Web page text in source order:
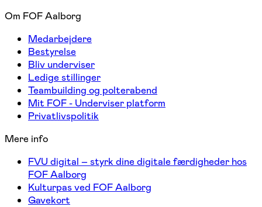
Om FOF Aalborg
Medarbejdere
Bestyrelse
Bliv underviser
Ledige stillinger
Teambuilding og polterabend
Mit FOF - Underviser platform
Privatlivspolitik
Mere info
FVU digital – styrk dine digitale færdigheder hos
FOF Aalborg
Kulturpas ved FOF Aalborg
Gavekort